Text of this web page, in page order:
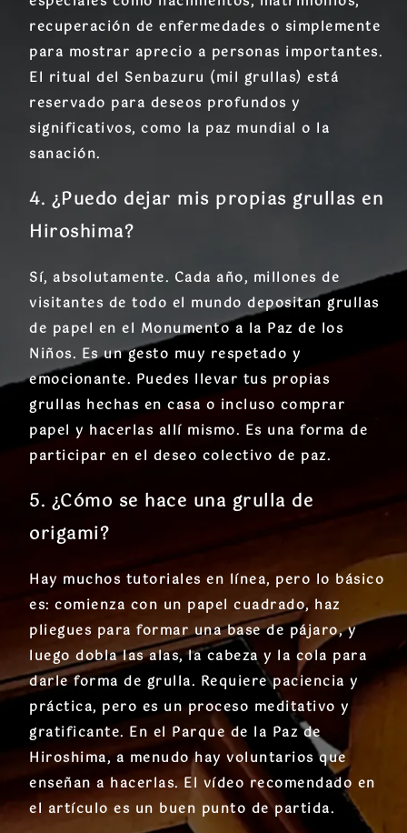
recuperación de enfermedades o simplemente
para mostrar aprecio a personas importantes.
El ritual del Senbazuru (mil grullas) está
reservado para deseos profundos y
significativos, como la paz mundial o la
sanación.
4. ¿Puedo dejar mis propias grullas en
Hiroshima?
Sí, absolutamente. Cada año, millones de
visitantes de todo el mundo depositan grullas
de papel en el Monumento a la Paz de los
Niños. Es un gesto muy respetado y
emocionante. Puedes llevar tus propias
grullas hechas en casa o incluso comprar
papel y hacerlas allí mismo. Es una forma de
participar en el deseo colectivo de paz.
5. ¿Cómo se hace una grulla de
origami?
Hay muchos tutoriales en línea, pero lo básico
es: comienza con un papel cuadrado, haz
pliegues para formar una base de pájaro, y
luego dobla las alas, la cabeza y la cola para
darle forma de grulla. Requiere paciencia y
práctica, pero es un proceso meditativo y
gratificante. En el Parque de la Paz de
Hiroshima, a menudo hay voluntarios que
enseñan a hacerlas. El vídeo recomendado en
el artículo es un buen punto de partida.